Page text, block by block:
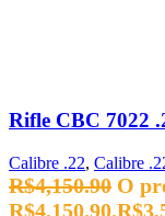
Rifle CBC 7022
Calibre .22, Calibre
R$4,150.90 O
R$4,150.90.R$